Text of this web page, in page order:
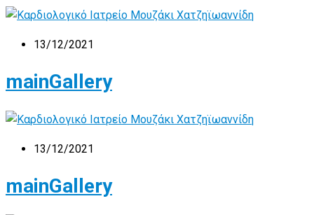
13/12/2021
mainGallery
13/12/2021
mainGallery